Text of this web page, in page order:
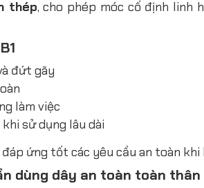
thép, cho phép móc cố định linh
đứt gãy
làm việc
sử dụng lâu dài
ứng tốt các yêu cầu an toàn khi
dùng dây an toàn toàn thân